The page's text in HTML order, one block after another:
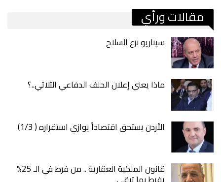
مقالات ورأي
سيناريو نزع السلاح
ماذا يعني إعلان الحلف الدفاعي الثلاثي..؟
الأردن يستحق اقتصاداً يوازي استقراره ( 1/3)
قانون الملكية العقارية .. من فرط في الـ 25%